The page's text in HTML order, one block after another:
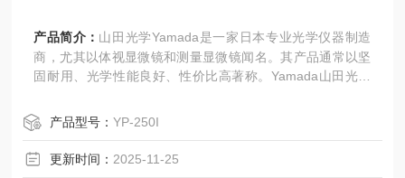
产品简介： 山田光学Yamada是一家日本专业光学仪器制造
商，尤其以体视显微镜和测量显微镜闻名。其产品通常以坚
固耐用、光学性能良好、性价比高著称。Yamada山田光学
产品型号：YP-250I
更新时间： 2025-11-25